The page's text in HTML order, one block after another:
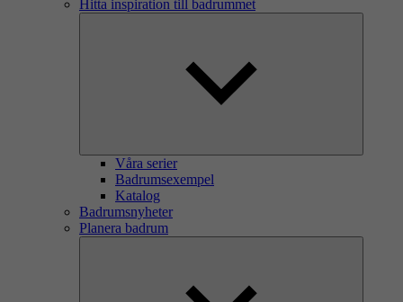
Hitta inspiration till badrummet
Våra serier
Badrumsexempel
Katalog
Badrumsnyheter
Planera badrum